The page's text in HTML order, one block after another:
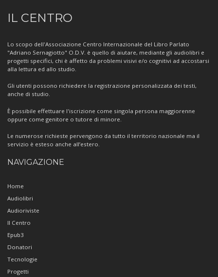
Informazioni
sul
Centro
IL CENTRO
Lo scopo dell'Associazione Centro Internazionale del Libro Parlato
"Adriano Sernagiotto" O.D.V. è quello di aiutare, mediante gli audiolibri e
progetti specifici, chi è affetto da problemi visivi e/o cognitivi ad accostarsi
alla lettura ed allo studio.
Gli utenti possono richiedere la registrazione personalizzata dei testi,
anche di studio.
È possibile effettuare l'iscrizione come singola persona maggiorenne
oppure come genitore o tutore di minore.
Le numerose richieste pervengono da tutto il territorio nazionale ma il
servizio è esteso anche all’estero.
NAVIGAZIONE
Home
Audiolibri
Audioriviste
Il Centro
Epub3
Donatori
Tecnologie
Progetti